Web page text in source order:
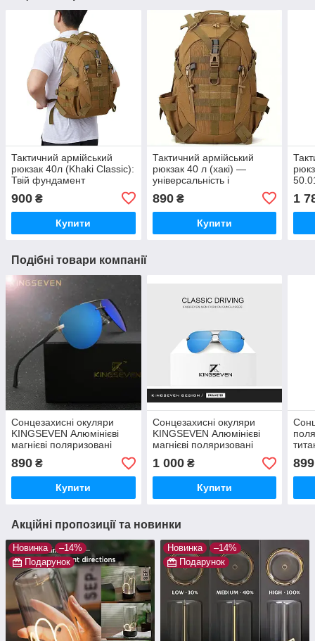
Тактичний армійський
рюкзак 40л (Khaki Classic):
Твій фундамент
900 ₴
Купити
Тактичний армійський
рюкзак 40 л (хакі) —
універсальність і
890₴
Купити
1
Подібні товари компанії
Сонцезахисні окуляри
KINGSEVEN Алюмінієві
магнієві поляризовані
890 ₴
Купити
Сонцезахисні окуляри
KINGSEVEN Алюмінієві
магнієві поляризовані
1 000₴
Купити
899
Акційні пропозиції та новинки
Новинка
–14%
Подарунок
Новинка
–14%
Подарунок